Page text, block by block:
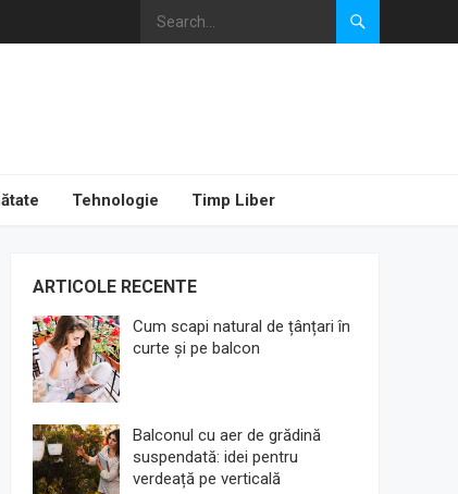
Tehnologie Timp Liber
ARTICOLE RECENTE
Cum scapi natural de țânțari în
curte și pe balcon
Balconul cu aer de grădină
suspendată: idei pentru
verdeață pe verticală